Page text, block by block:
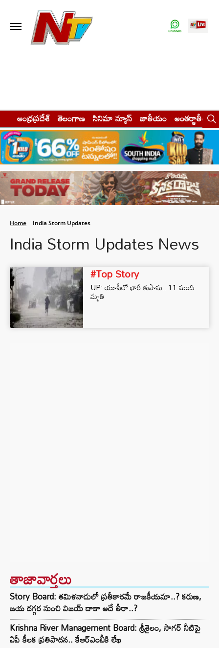
ఆంధ్రప్రదేశ్ తెలంగాణ సినిమా న్యూస్ జాతీయం అంతర్జాతీయం
Home India Storm Updates
India Storm Updates News
#Top Story
UP: యూపీలో భారీ తుపాను.. 11 మంది
మృతి
తాజావార్తలు
Story Board: తమిళనాడులో ప్రతీకారమే రాజకీయమా..? కరుణ,
జయ దగ్గర నుంచి విజయ్ దాకా అదే తీరా..?
Krishna River Management Board: శ్రీశైలం, సాగర్ నీటిపై
ఏపీ కీలక ప్రతిపాదన.. కేఆర్ఎంబీకి లేఖ